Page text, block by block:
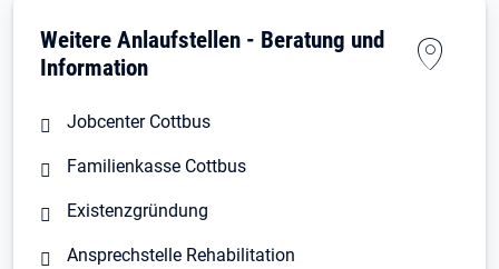
Weitere Anlaufstellen - Beratung und
Information
Jobcenter Cottbus
Familienkasse Cottbus
Existenzgründung
Ansprechstelle Rehabilitation